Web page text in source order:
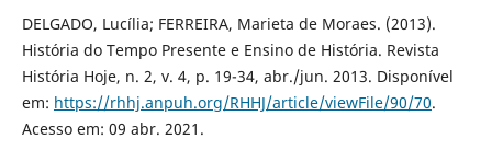
DELGADO, Lucília; FERREIRA, Marieta de Moraes. (2013).
História do Tempo Presente e Ensino de História. Revista
História Hoje, n. 2, v. 4, p. 19-34, abr./jun. 2013. Disponível
em: https://rhhj.anpuh.org/RHHJ/article/viewFile/90/70.
Acesso em: 09 abr. 2021.